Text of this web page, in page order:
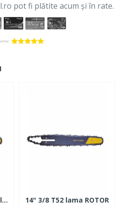
pot fi plătite acum și în rate.
14" 3/8 T50 Set lama + lant ROTOR
14" 3/8 T52 lama ROTOR